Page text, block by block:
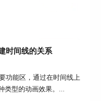
”的运动路径调整为
时间线的关系
功能区，通过在时间线上
类型的动画效果。...